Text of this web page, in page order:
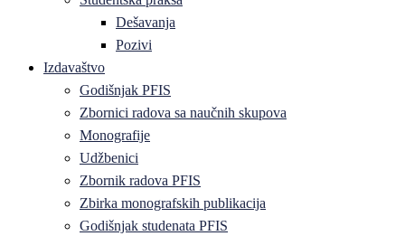
Dešavanja
Pozivi
Izdavaštvo
Godišnjak PFIS
Zbornici radova sa naučnih skupova
Monografije
Udžbenici
Zbornik radova PFIS
Zbirka monografskih publikacija
Godišnjak studenata PFIS